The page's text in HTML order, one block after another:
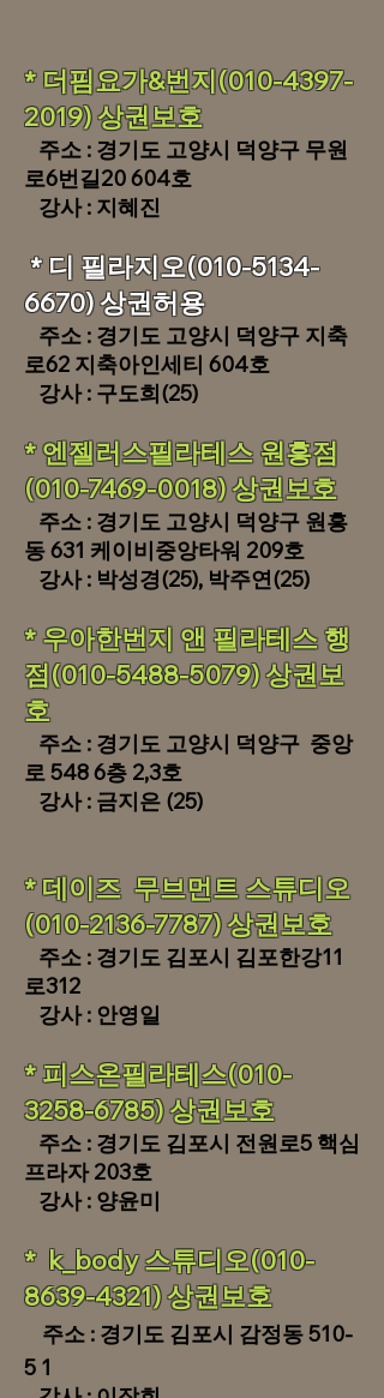
​* 더핌요가&번지(010-4397-
2019) 상권보호
주소 : 경기도 고양시 덕양구 무원
로6번길20 604호
​ 강사 : 지혜진
​ * 디 필라지오(010-5134-
6670) 상권허용
주소 : 경기도 고양시 덕양구 지축
로62 지축아인세티 604호
​ 강사 : 구도희(25)
​* 엔젤러스필라테스 원흥점
(010-7469-0018) 상권보호
주소 : 경기도 고양시 덕양구 원흥
동 631 케이비중앙타워 209호
​ 강사 : 박성경(25), 박주연(25)
​* 우아한번지 앤 필라테스 행
점(010-5488-5079) 상권보
호
주소 : 경기도 고양시 덕양구 중앙
로 548 6층 2,3호
​ 강사 : 금지은 (25)
* 데이즈 무브먼트 스튜디오
(010-2136-7787) 상권보호
주소 : 경기도 김포시 김포한강11
로312
​ 강사 : 안영일
* 피스온필라테스(010-
3258-6785) 상권보호
주소 : 경기도 김포시 전원로5 핵심
프라자 203호
​ 강사 : 양윤미
* k_body 스튜디오(010-
8639-4321) 상권보호
주소 : 경기도 김포시 감정동 510-
5 1